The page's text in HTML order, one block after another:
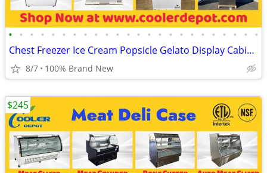
• • • • • • • • • • • • • • • • • • • • • • • •
Chest Freezer Ice Cream Popsicle Gelato Display Cabinet
8/7 100% Brand New
$245